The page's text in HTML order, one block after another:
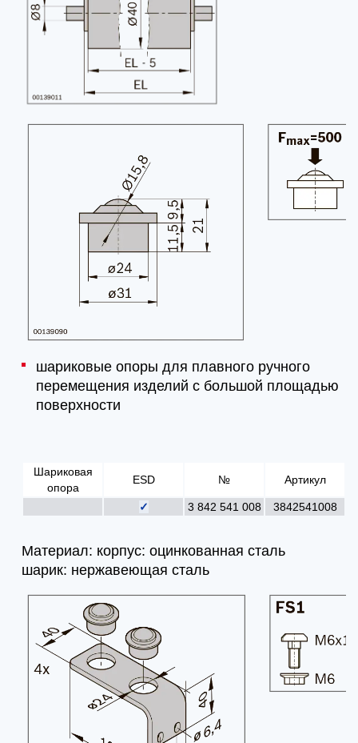
шариковые опоры для плавного ручного
перемещения изделий с большой площадью
поверхности
Шариковая
опора
ESD № Артикул
✓ 3 842 541 008 3842541008
Материал: корпус: оцинкованная сталь
шарик: нержавеющая сталь